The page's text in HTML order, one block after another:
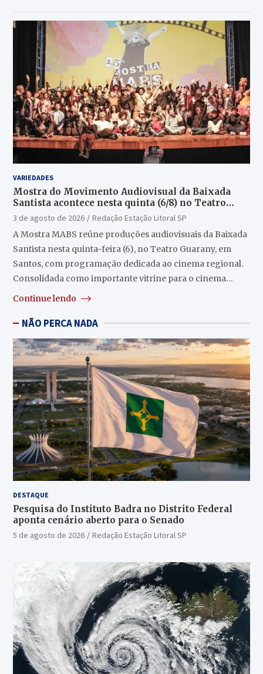
VARIEDADES
Mostra do Movimento Audiovisual da Baixada
Santista acontece nesta quinta (6/8) no Teatro
Guarany
3 de agosto de 2026
Redação Estação Litoral SP
A Mostra MABS reúne produções audiovisuais da Baixada
Santista nesta quinta-feira (6), no Teatro Guarany, em
Santos, com programação dedicada ao cinema regional.
Consolidada como importante vitrine para o cinema…
Continue lendo
NÃO PERCA NADA
DESTAQUE
Pesquisa do Instituto Badra no Distrito Federal
aponta cenário aberto para o Senado
5 de agosto de 2026 Redação Estação Litoral SP